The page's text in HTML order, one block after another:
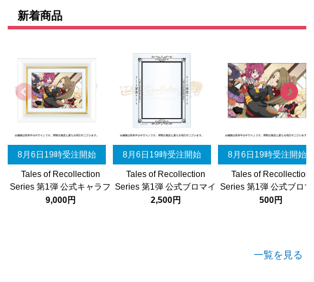
ドラゴンボール
ラブライブ！シリーズ
ラブライブ！
ラブライブ！サンシャイン‼
ラブライブ！虹ヶ咲学園スクールアイドル同好会
新着商品
8月6日19時受注開始
Tales of Recollection
Series 第1弾 公式キャラフ
ァイングラフ(ファンタジア
9,000円
8月6日19時受注開始
Tales of Recollection
Series 第1弾 公式ブロマイ
ドスタンド
2,500円
8月6日19時受注開始
Tales of Recollection
Series 第1弾 公式ブロ
ド(ファンタジア すず)
500円
一覧を見る